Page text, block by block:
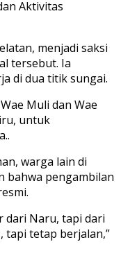
Aktivitas
menjadi saksi
tersebut. Ia
di dua titik sungai.
Muli dan Wae
untuk
warga lain di
bahwa pengambilan
dari Naru, tapi dari
tapi tetap berjalan,”